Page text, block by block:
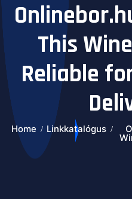
This
Reliable
Home Linkkatalógus